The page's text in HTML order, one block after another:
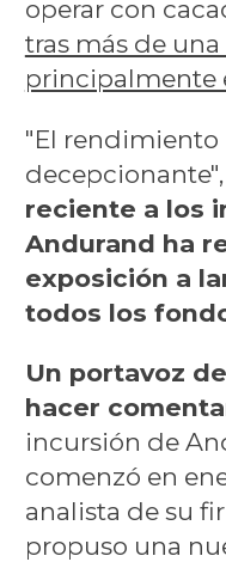
operar con
tras más de
principalmente
"El rendimiento
decepcionante",
reciente a los
Andurand ha
exposición a
todos los
Un portavoz
hacer
incursión de
comenzó en
analista de su
propuso una